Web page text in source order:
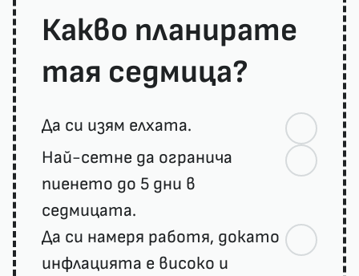
Какво планирате
тая седмица?
Да си изям елхата.
Най-сетне да огранича
пиенето до 5 дни в
седмицата.
Да си намеря работя, докато
инфлацията е високо и